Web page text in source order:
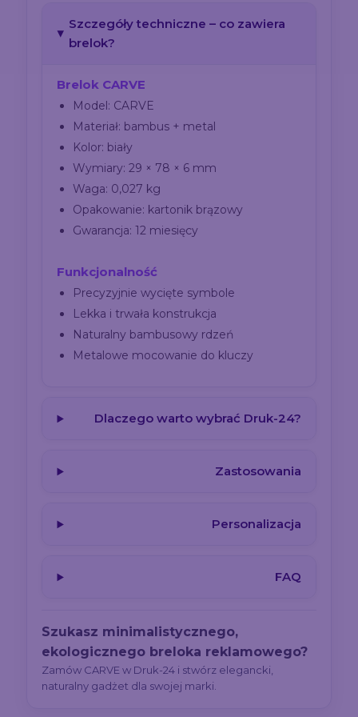
Szczegóły techniczne – co zawiera
brelok?
Brelok CARVE
Model: CARVE
Materiał: bambus + metal
Kolor: biały
Wymiary: 29 × 78 × 6 mm
Waga: 0,027 kg
Opakowanie: kartonik brązowy
Gwarancja: 12 miesięcy
Funkcjonalność
Precyzyjnie wycięte symbole
Lekka i trwała konstrukcja
Naturalny bambusowy rdzeń
Metalowe mocowanie do kluczy
Dlaczego warto wybrać Druk-24?
Zastosowania
Personalizacja
FAQ
Szukasz minimalistycznego,
ekologicznego breloka reklamowego?
Zamów CARVE w Druk-24 i stwórz elegancki,
naturalny gadżet dla swojej marki.